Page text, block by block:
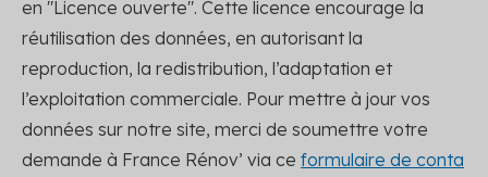
en "Licence ouverte". Cette licence encourage la
réutilisation des données, en autorisant la
reproduction, la redistribution, l’adaptation et
l’exploitation commerciale. Pour mettre à jour vos
données sur notre site, merci de soumettre votre
demande à France Rénov’ via ce formulaire de conta